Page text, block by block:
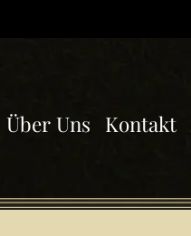
Über Uns Kontakt